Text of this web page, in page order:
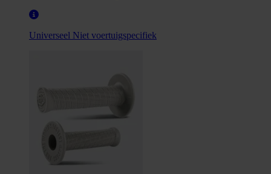
Universeel Niet voertuigspecifiek